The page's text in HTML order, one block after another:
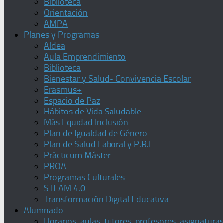
Orientación
AMPA
Planes y Programas
Aldea
Aula Emprendimiento
Biblioteca
Bienestar y Salud- Convivencia Escolar
Erasmus+
Espacio de Paz
Hábitos de Vida Saludable
Más Equidad Inclusión
Plan de Igualdad de Género
Plan de Salud Laboral y P.R.L
Prácticum Máster
PROA
Programas Culturales
STEAM 4.0
Transformación Digital Educativa
Alumnado